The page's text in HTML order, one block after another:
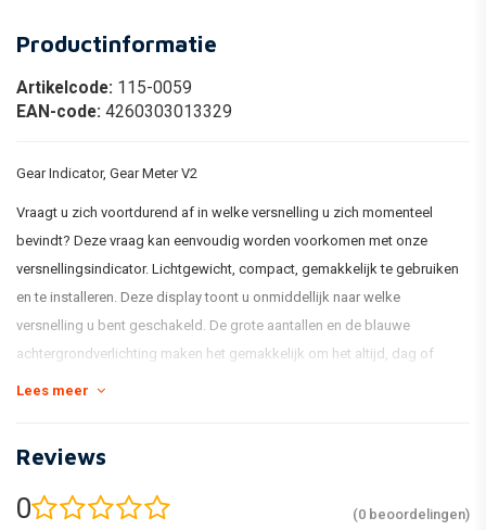
Productinformatie
Artikelcode: 115-0059
EAN-code: 4260303013329
Gear Indicator, Gear Meter V2
Vraagt u zich voortdurend af in welke versnelling u zich momenteel
bevindt? Deze vraag kan eenvoudig worden voorkomen met onze
versnellingsindicator. Lichtgewicht, compact, gemakkelijk te gebruiken
en te installeren. Deze display toont u onmiddellijk naar welke
versnelling u bent geschakeld. De grote aantallen en de blauwe
achtergrondverlichting maken het gemakkelijk om het altijd, dag of
Versnellingsindicator
Temperatuur
-10 - +60 ¬°C
Lees meer
Reviews
0 (0 beoordelingen)